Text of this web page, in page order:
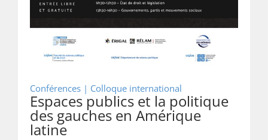
Conférences | Colloque international
Espaces publics et la politique
des gauches en Amérique
latine